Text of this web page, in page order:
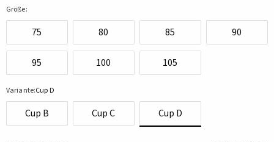
Größe:
75 80 85 90
95 100 105
Variante:Cup D
Cup B Cup C Cup D